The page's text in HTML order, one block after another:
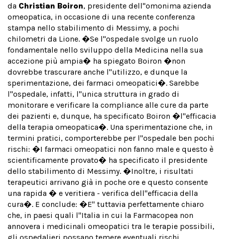
da Christian Boiron, presidente dell''omonima azienda
omeopatica, in occasione di una recente conferenza
stampa nello stabilimento di Messimy, a pochi
chilometri da Lione. �Se l''ospedale svolge un ruolo
fondamentale nello sviluppo della Medicina nella sua
accezione più ampia� ha spiegato Boiron �non
dovrebbe trascurare anche l''utilizzo, e dunque la
sperimentazione, dei farmaci omeopatici�. Sarebbe
l''ospedale, infatti, l''unica struttura in grado di
monitorare e verificare la compliance alle cure da parte
dei pazienti e, dunque, ha specificato Boiron �l''efficacia
della terapia omeopatica�. Una sperimentazione che, in
termini pratici, comporterebbe per l''ospedale ben pochi
rischi: �I farmaci omeopatici non fanno male e questo è
scientificamente provato� ha specificato il presidente
dello stabilimento di Messimy. �Inoltre, i risultati
terapeutici arrivano già in poche ore e questo consente
una rapida � e veritiera - verifica dell''efficacia della
cura�. E conclude: �E'' tuttavia perfettamente chiaro
che, in paesi quali l''Italia in cui la Farmacopea non
annovera i medicinali omeopatici tra le terapie possibili,